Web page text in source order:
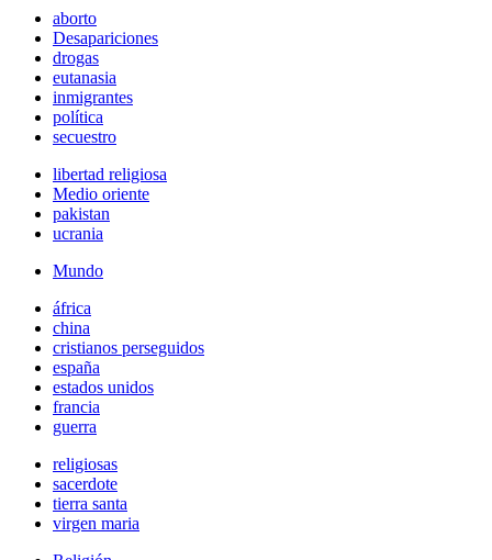
aborto
Desapariciones
drogas
eutanasia
inmigrantes
política
secuestro
libertad religiosa
Medio oriente
pakistan
ucrania
Mundo
áfrica
china
cristianos perseguidos
españa
estados unidos
francia
guerra
religiosas
sacerdote
tierra santa
virgen maria